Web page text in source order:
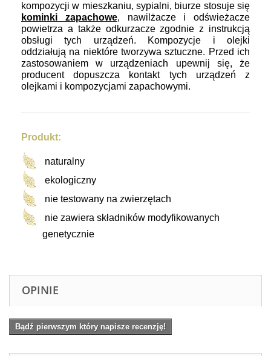
kompozycji w mieszkaniu, sypialni, biurze stosuje się
kominki zapachowe, nawilżacze i odświeżacze
powietrza a także odkurzacze zgodnie z instrukcją
obsługi tych urządzeń. Kompozycje i olejki
oddziałują na niektóre tworzywa sztuczne. Przed ich
zastosowaniem w urządzeniach upewnij się, że
producent dopuszcza kontakt tych urządzeń z
olejkami i kompozycjami zapachowymi.
Produkt:
naturalny
ekologiczny
nie testowany na zwierzętach
nie zawiera składników modyfikowanych
genetycznie
OPINIE
Bądź pierwszym który napisze recenzję!